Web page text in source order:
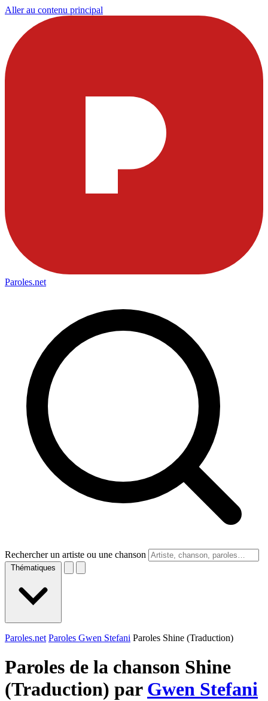
Aller au contenu principal
Paroles.net
Rechercher un artiste ou une chanson
Thématiques
Paroles.net Paroles Gwen Stefani Paroles Shine (Traduction)
Paroles de la chanson Shine
(Traduction) par Gwen Stefani